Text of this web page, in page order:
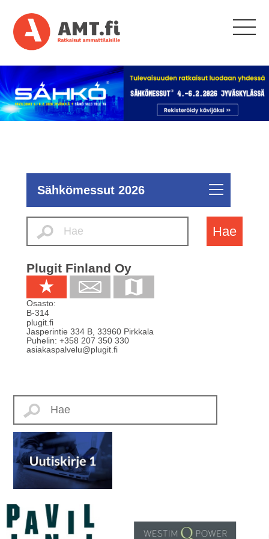
Sähkömessut 2026
Hae
Plugit Finland Oy
Osasto:
B-314
plugit.fi
Jasperintie 334 B 33960 Pirkkala
Puhelin: +358 207 350 330
asiakaspalvelu@plugit.fi